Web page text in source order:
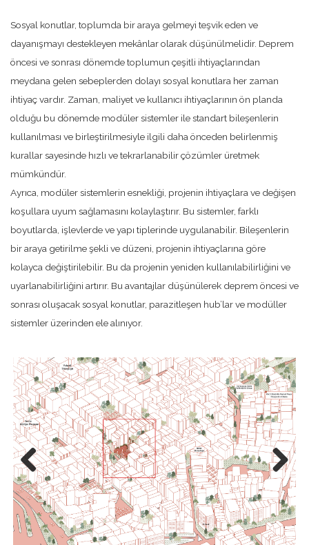
Sosyal konutlar, toplumda bir araya gelmeyi teşvik eden ve
dayanışmayı destekleyen mekânlar olarak düşünülmelidir. Deprem
öncesi ve sonrası dönemde toplumun çeşitli ihtiyaçlarından
meydana gelen sebeplerden dolayı sosyal konutlara her zaman
ihtiyaç vardır. Zaman, maliyet ve kullanıcı ihtiyaçlarının ön planda
olduğu bu dönemde modüler sistemler ile standart bileşenlerin
kullanılması ve birleştirilmesiyle ilgili daha önceden belirlenmiş
kurallar sayesinde hızlı ve tekrarlanabilir çözümler üretmek
mümkündür.
Ayrıca, modüler sistemlerin esnekliği, projenin ihtiyaçlara ve değişen
koşullara uyum sağlamasını kolaylaştırır. Bu sistemler, farklı
boyutlarda, işlevlerde ve yapı tiplerinde uygulanabilir. Bileşenlerin
bir araya getirilme şekli ve düzeni, projenin ihtiyaçlarına göre
kolayca değiştirilebilir. Bu da projenin yeniden kullanılabilirliğini ve
uyarlanabilirliğini artırır. Bu avantajlar düşünülerek deprem öncesi ve
sonrası oluşacak sosyal konutlar, parazitleşen hub’lar ve modüller
sistemler üzerinden ele alınıyor.
Previo
us
Next